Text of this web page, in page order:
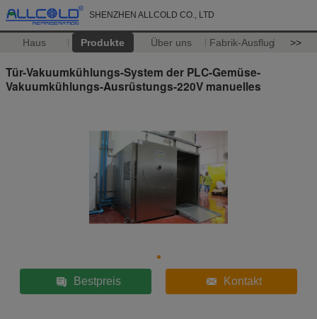
SHENZHEN ALLCOLD CO., LTD
Haus Produkte Über uns Fabrik-Ausflug >>
Tür-Vakuumkühlungs-System der PLC-Gemüse-
Vakuumkühlungs-Ausrüstungs-220V manuelles
Bestpreis Kontakt